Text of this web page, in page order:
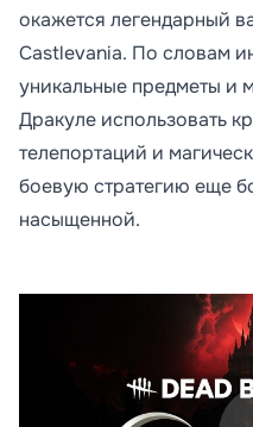
окажется легендарный
Castlevania. По словам
уникальные предметы и
Дракуле использовать
телепортаций и
боевую стратегию еще
насыщенной.